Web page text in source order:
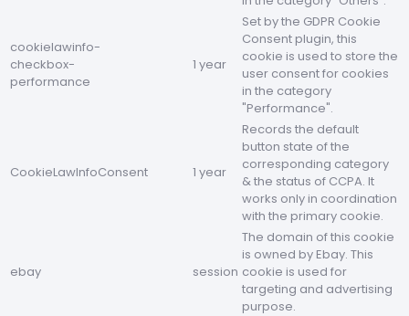
cookielawinfo-
checkbox-
performance
1 year
Set by the GDPR Cookie
Consent plugin, this
cookie is used to store the
user consent for cookies
in the category
"Performance".
CookieLawInfoConsent 1 year
Records the default
button state of the
corresponding category
& the status of CCPA. It
works only in coordination
with the primary cookie.
ebay session
The domain of this cookie
is owned by Ebay. This
cookie is used for
targeting and advertising
purpose.